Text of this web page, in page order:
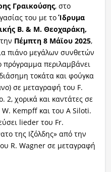
Γραικούσης, στο
του με τοΊδρυμα
Β. & Μ. Θεοχαράκη,
Πέμπτη 8 Μάϊου 2025,
πιάνο μεγάλων συνθετών
πρόγραμμα περιλαμβάνει
τοκάτα και φούγκα
σε μεταγραφή του F.
2, χορικά και καντάτες σε
Kempff και του A Siloti.
lieder του Fr.
της Ιζόλδης» από την
R. Wagner σε μεταγραφή